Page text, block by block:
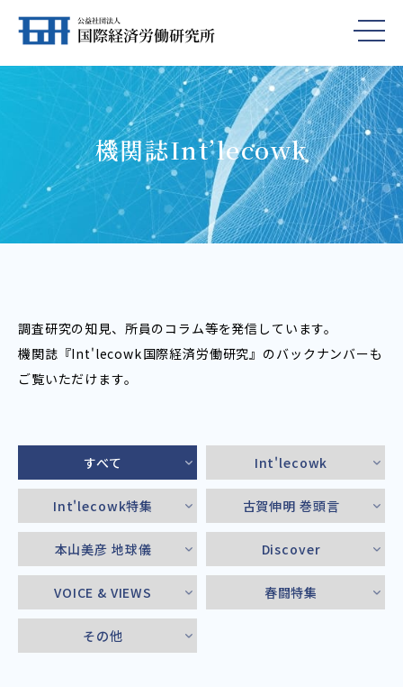
機関誌Int’lecowk
調査研究の知見、所員のコラム等を発信しています。
機関誌『Int'lecowk――国際経済労働研究』のバックナンバーも
ご覧いただけます。
すべて Int'lecowk
Int'lecowk特集 古賀伸明 巻頭言
本山美彦 地球儀 Discover
VOICE & VIEWS 春闘特集
その他